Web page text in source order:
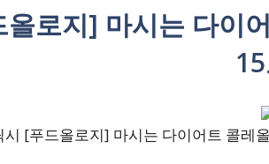
올로지] 마시는 다이
시 [푸드올로지] 마시는 다이어트 콜레